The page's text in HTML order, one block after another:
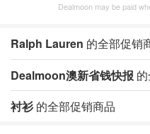
Dealmoon may be paid
Ralph Lauren 的全部促销
Dealmoon澳新省钱快报
衬衫的全部促销商品